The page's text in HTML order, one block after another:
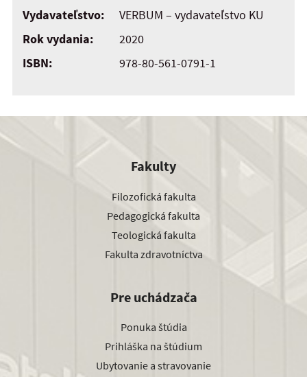
Vydavateľstvo:
VERBUM – vydavateľstvo KU
Rok vydania:
2020
ISBN:
978-80-561-0791-1
Fakulty
Filozofická fakulta
Pedagogická fakulta
Teologická fakulta
Fakulta zdravotníctva
Pre uchádzača
Ponuka štúdia
Prihláška na štúdium
Ubytovanie a stravovanie